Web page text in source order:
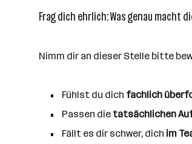
Frag dich ehrlich: Was genau macht
Nimm dir an dieser Stelle bitte
Fühlst du dich fachlich
Passen die tatsächlichen
Fällt es dir schwer, dich im